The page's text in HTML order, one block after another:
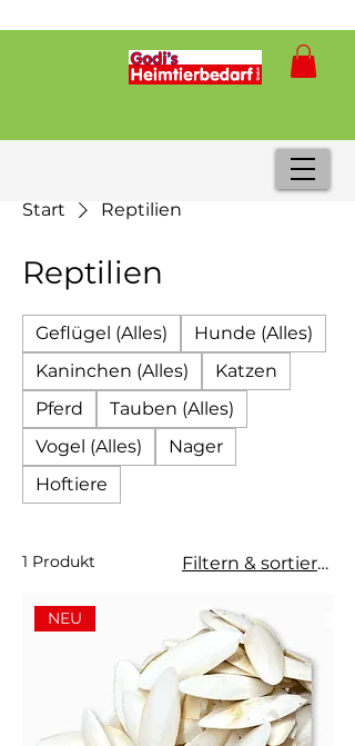
Start Reptilien
Reptilien
Geflügel (Alles)
Hunde (Alles)
Kaninchen (Alles)
Katzen
Pferd
Tauben (Alles)
Vogel (Alles)
Nager
Hoftiere
1 Produkt Filtern & sortieren
NEU